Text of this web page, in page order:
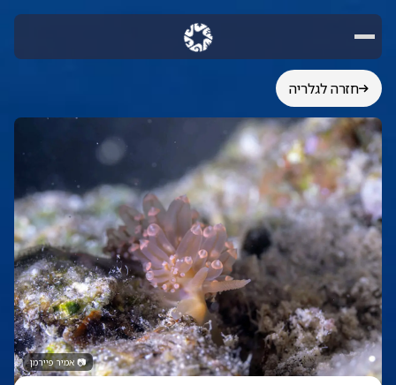
חזרה לגלריה
📷 אמיר פיירמן